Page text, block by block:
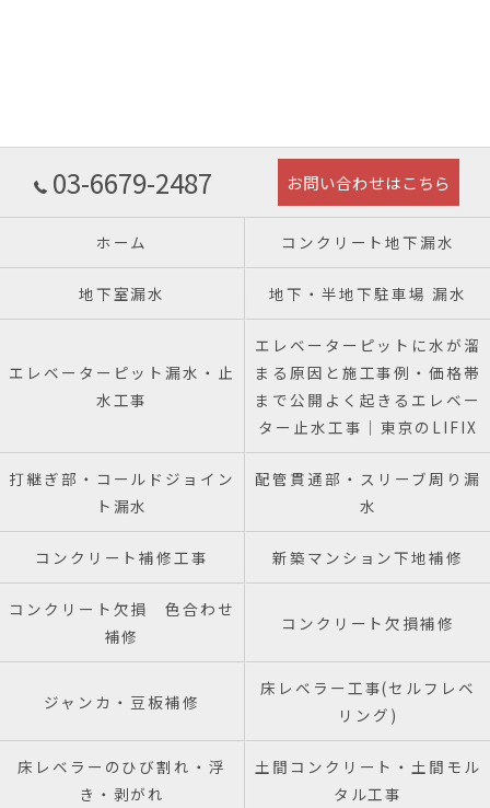
03-6679-2487 お問い合わせはこちら
ホーム コンクリート地下漏水
地下室漏水 地下・半地下駐車場 漏水
エレベーターピット漏水・止
水工事
エレベーターピットに水が溜
まる原因と施工事例・価格帯
まで公開よく起きるエレベー
ター止水工事｜東京のLIFIX
打継ぎ部・コールドジョイン
ト漏水
配管貫通部・スリーブ周り漏
水
コンクリート補修工事 新築マンション下地補修
コンクリート欠損 色合わせ
補修
コンクリート欠損補修
ジャンカ・豆板補修
床レベラー工事(セルフレベ
リング)
床レベラーのひび割れ・浮
き・剥がれ
土間コンクリート・土間モル
タル工事